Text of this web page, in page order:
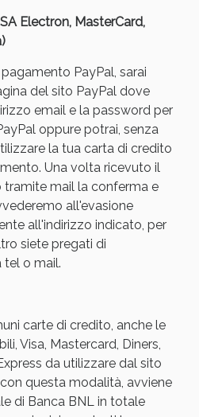
Electron, MasterCard,
PayPal, sarai
del sito PayPal dove
email e la password per
oppure potrai, senza
la tua carta di credito
Una volta ricevuto il
mail la conferma e
all'evasione
all'indirizzo indicato, per
siete pregati di
o mail.
carte di credito, anche le
Visa, Mastercard, Diners,
da utilizzare dal sito
questa modalità, avviene
di Banca BNL in totale
Sconto fino al 55% valido